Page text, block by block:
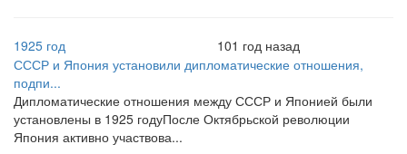
1925 год
101 год назад
СССР и Япония установили дипломатические отношения,
подпи...
Дипломатические отношения между СССР и Японией были
установлены в 1925 годуПосле Октябрьской революции
Япония активно участвова...